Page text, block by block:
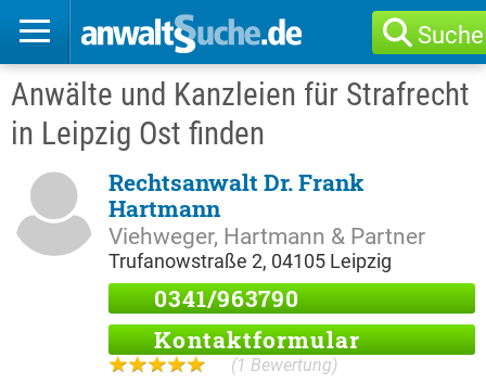
Suche
Anwälte und Kanzleien für Strafrecht
in Leipzig Ost finden
Rechtsanwalt Dr. Frank
Hartmann
Viehweger, Hartmann & Partner
Trufanowstraße 2, 04105 Leipzig
0341/963790
Kontaktformular
(1 Bewertung)